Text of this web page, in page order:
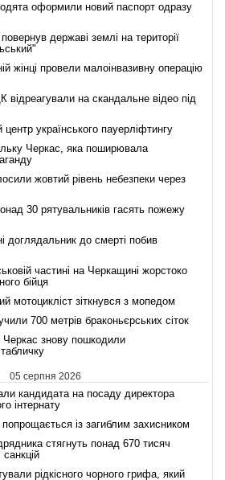
оформили новий паспорт одразу
державі землі на території
жінці провели малоінвазивну операцію
на скандальне відео під
українського пауерліфтингу
Черкас, яка поширювала
жовтий рівень небезпеки через
30 рятувальників гасять пожежу
доглядальник до смерті побив
частині на Черкащині жорстоко
бійця
мотоцикліст зіткнувся з мопедом
700 метрів браконьєрських сіток
Черкас знову пошкодили
05 серпня 2026
кандидата на посаду директора
інтернату
із загиблим захисником
стягнуть понад 670 тисяч
рідкісного чорного грифа, який